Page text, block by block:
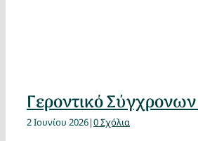
Γεροντικό
2 Ιουνίου 2026|0 Σχόλια